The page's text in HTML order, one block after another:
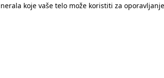
koje vaše telo može koristiti za
ULJA